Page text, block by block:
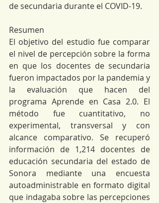
de secundaria durante el COVID-19.
Resumen
El objetivo del estudio fue comparar
el nivel de percepción sobre la forma
en que los docentes de secundaria
fueron impactados por la pandemia y
la evaluación que hacen del
programa Aprende en Casa 2.0. El
método fue cuantitativo, no
experimental, transversal y con
alcance comparativo. Se recuperó
información de 1,214 docentes de
educación secundaria del estado de
Sonora mediante una encuesta
autoadministrable en formato digital
que indagaba sobre las percepciones